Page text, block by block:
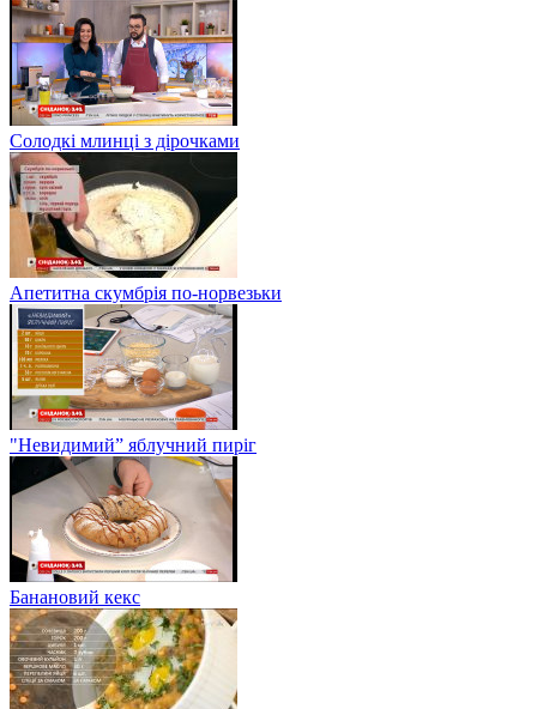
Солодкі млинці з дірочками
Апетитна скумбрія по-норвезьки
"Невидимий” яблучний пиріг
Банановий кекс